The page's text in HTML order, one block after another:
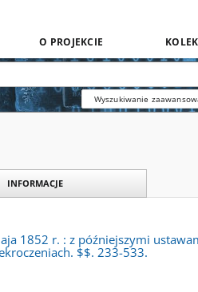
O PROJEKCIE
Wyszukiwanie
INFORMACJE
1852 r. : z późniejszymi
$$. 233-533.